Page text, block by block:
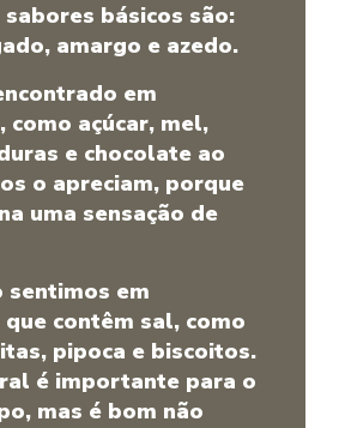
básicos são:
amargo e azedo.
em
como açúcar, mel,
e chocolate ao
o apreciam, porque
uma sensação de
sentimos em
contêm sal, como
pipoca e biscoitos.
é importante para o
mas é bom não